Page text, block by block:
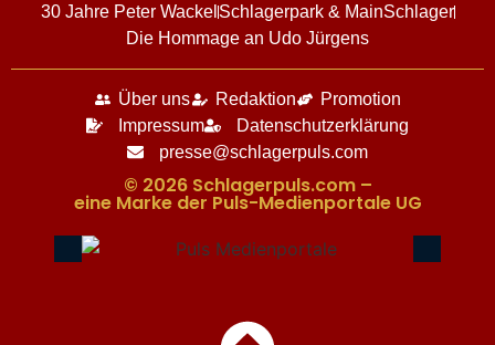
30 Jahre Peter Wackel Schlagerpark & MainSchlager
Die Hommage an Udo Jürgens
Über uns Redaktion
Promotion
Impressum
Datenschutzerklärung
presse@schlagerpuls.com
© 2026 Schlagerpuls.com –
eine Marke der Puls-Medienportale UG​